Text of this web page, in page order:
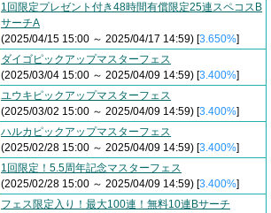
1回限定プレゼント付き48時間有償限定25連スペコスB
サーチA
(2025/04/15 15:00 ～ 2025/04/17 14:59) [3.650%]
ダイゴピックアップマスターフェス
(2025/03/04 15:00 ～ 2025/04/09 14:59) [3.400%]
ユウキピックアップマスターフェス
(2025/03/02 15:00 ～ 2025/04/09 14:59) [3.400%]
ハルカピックアップマスターフェス
(2025/02/28 15:00 ～ 2025/04/09 14:59) [3.400%]
1回限定！5.5周年記念マスターフェス
(2025/02/28 15:00 ～ 2025/04/09 14:59) [3.400%]
フェス限定入り！最大100連！無料10連Bサーチ